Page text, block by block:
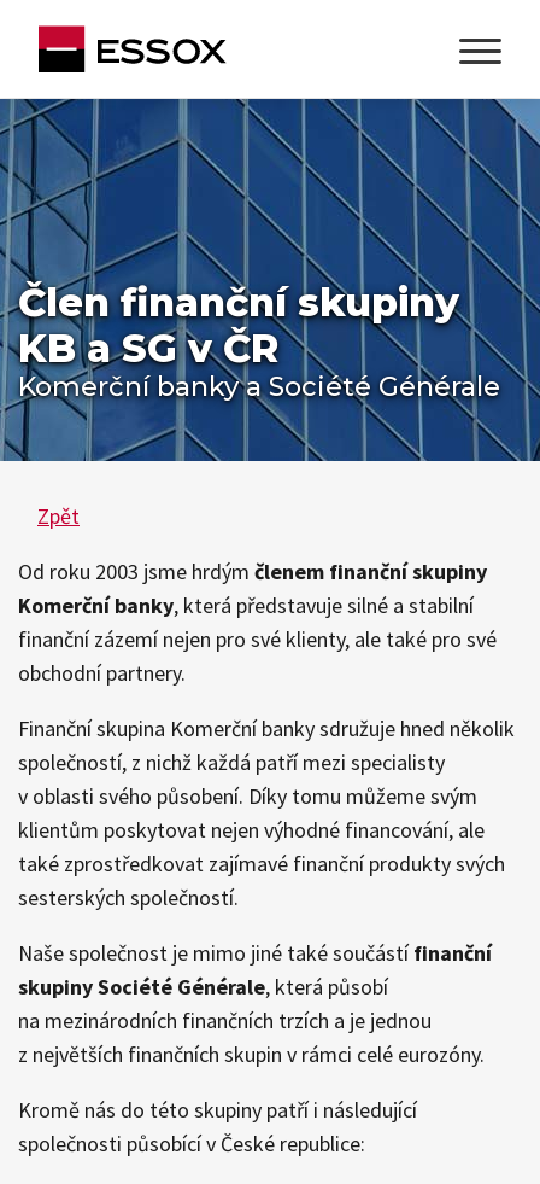
Člen finanční skupiny
KB a SG v ČR
Komerční banky a Société Générale
Zpět
Od roku 2003 jsme hrdým členem finanční skupiny
Komerční banky, která představuje silné a stabilní
finanční zázemí nejen pro své klienty, ale také pro své
obchodní partnery.
Finanční skupina Komerční banky sdružuje hned několik
společností, z nichž každá patří mezi specialisty
v oblasti svého působení. Díky tomu můžeme svým
klientům poskytovat nejen výhodné financování, ale
také zprostředkovat zajímavé finanční produkty svých
sesterských společností.
Naše společnost je mimo jiné také součástífinanční
skupiny Société Générale, která působí
na mezinárodních finančních trzích a je jednou
z největších finančních skupin v rámci celé eurozóny.
Kromě nás do této skupiny patří i následující
společnosti působící v České republice: